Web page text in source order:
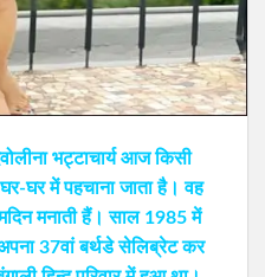
भट्टाचार्य आज किसी
घर में पहचाना जाता है। वह
मनाती हैं। साल 1985 में
37वां बर्थडे सेलिब्रेट कर